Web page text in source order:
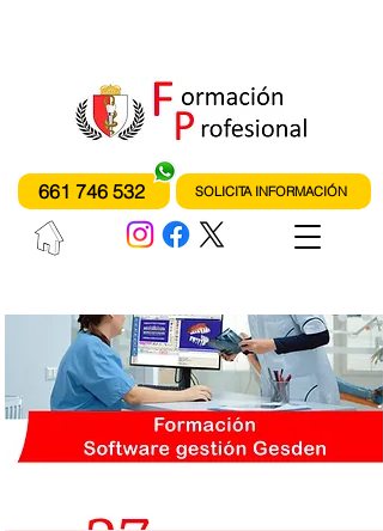
661 746 532 SOLICITA INFORMACIÓN